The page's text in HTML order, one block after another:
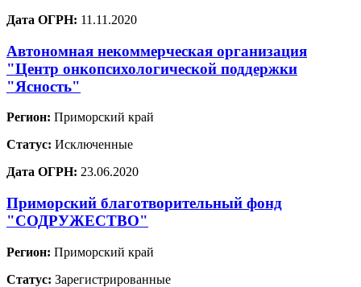
Дата ОГРН: 11.11.2020
Автономная некоммерческая организация
"Центр онкопсихологической поддержки
"Ясность"
Регион: Приморский край
Статус: Исключенные
Дата ОГРН: 23.06.2020
Приморский благотворительный фонд
"СОДРУЖЕСТВО"
Регион: Приморский край
Статус: Зарегистрированные